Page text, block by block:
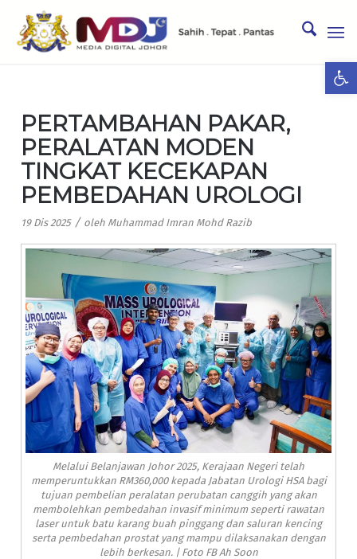
PERTAMBAHAN PAKAR,
PERALATAN MODEN
TINGKAT KECEKAPAN
PEMBEDAHAN UROLOGI
19 Dis 2025 / oleh Muhammad Imran Mohd Razib
Melalui Belanjawan Johor 2025, Kerajaan Negeri telah
memperuntukkan RM360,000 kepada Jabatan Urologi HSA bagi
tujuan pembelian peralatan perubatan canggih yang akan
membolehkan pembedahan invasif minimum seperti rawatan
laser untuk batu karang buah pinggang dan saluran kencing
serta pembedahan prostat yang mampu dilaksanakan dengan
lebih berkesan. | Foto FB Ah Soon